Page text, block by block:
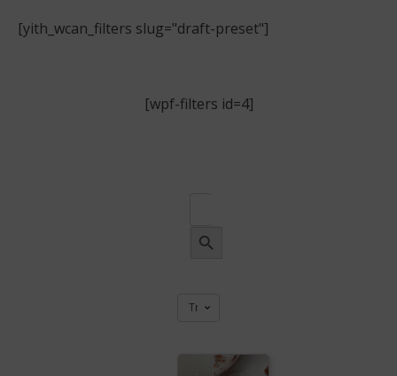
[yith_wcan_filters slug="draft-preset"]
[wpf-filters id=4]
BUTTON
Ce